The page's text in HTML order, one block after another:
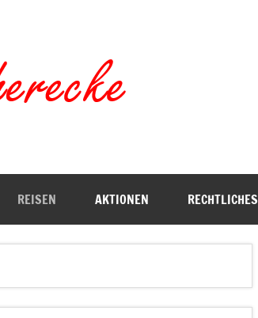
REISEN AKTIONEN RECHTLICHES